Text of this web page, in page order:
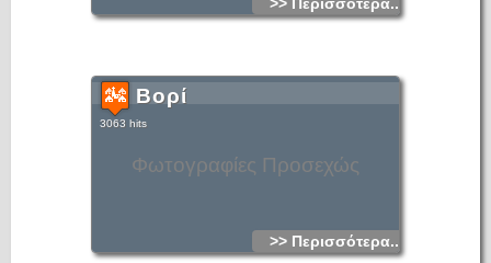
Φωτογραφίες Προσεχώς
Βορί
3063 hits
>> Περισσότερα...